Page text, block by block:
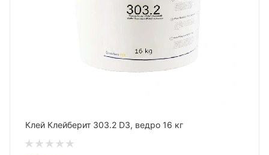
Клей Клейберит 303.2 D3, ведро 16 кг